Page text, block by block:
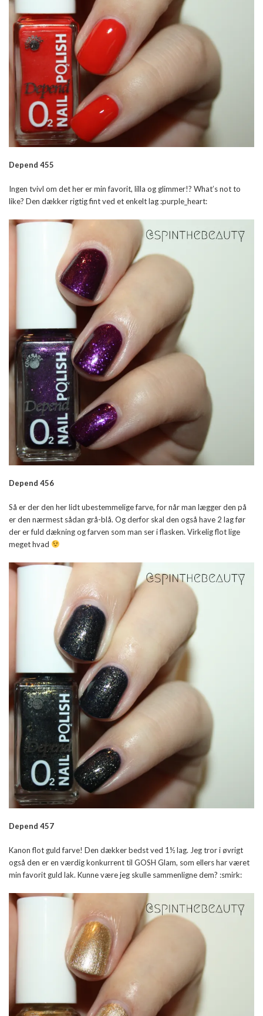
Depend 455
Ingen tvivl om det her er min favorit, lilla og glimmer!? What’s not to
like? Den dækker rigtig fint ved et enkelt lag :purple_heart:
Depend 456
Så er der den her lidt ubestemmelige farve, for når man lægger den på
er den nærmest sådan grå-blå. Og derfor skal den også have 2 lag før
der er fuld dækning og farven som man ser i flasken. Virkelig flot lige
meget hvad
Depend 457
Kanon flot guld farve! Den dækker bedst ved 1½ lag. Jeg tror i øvrigt
også den er en værdig konkurrent til GOSH Glam, som ellers har været
min favorit guld lak. Kunne være jeg skulle sammenligne dem? :smirk: